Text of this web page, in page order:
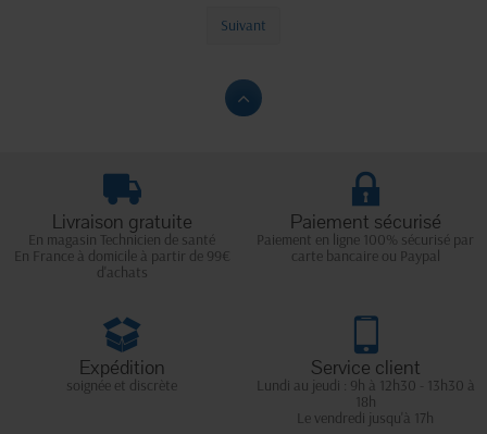
Suivant
Livraison gratuite
En magasin Technicien de santé
En France à domicile à partir de 99€
d'achats
Paiement sécurisé
Paiement en ligne 100% sécurisé par
carte bancaire ou Paypal
Expédition
soignée et discrète
Service client
Lundi au jeudi : 9h à 12h30 - 13h30 à
18h
Le vendredi jusqu'à 17h